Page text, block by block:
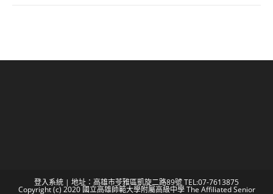
登入系統 | 地址：高雄市苓雅區凱旋二路89號 TEL:07-7613875
Copyright (c) 2020 國立高雄師範大學附屬高級中學 The Affiliated Senior